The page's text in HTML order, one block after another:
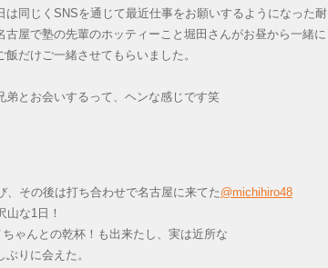
同じくSNSを通じて最近仕事をお願いするようになった耐
屋で塾の先輩のホッティーこと堀田さんがお昼から一緒に
だけご一緒させてもらいました。
とお会いするって、ヘンな感じです笑
その後は打ち合わせで名古屋に来てた @michihiro48
な1日！
ちゃんとの乾杯！も出来たし、実は近所な
りに会えた。